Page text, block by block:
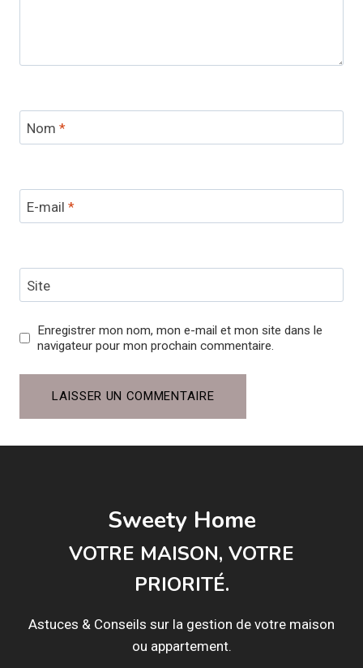
Nom *
E-mail *
Site
Enregistrer mon nom, mon e-mail et mon site dans le
navigateur pour mon prochain commentaire.
Sweety Home
VOTRE MAISON, VOTRE
PRIORITÉ.
Astuces & Conseils sur la gestion de votre maison
ou appartement.